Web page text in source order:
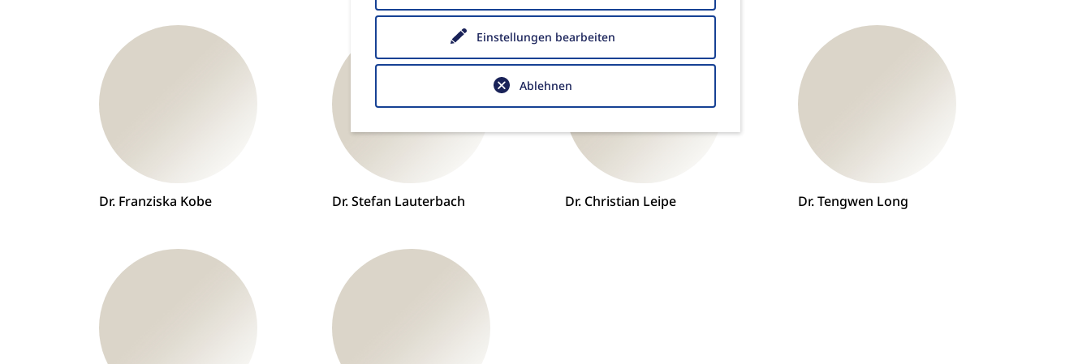
Dr. Franziska Kobe Dr. Stefan Lauterbach Dr. Christian Leipe Dr. Tengwen Long
Einstellungen bearbeiten
Ablehnen